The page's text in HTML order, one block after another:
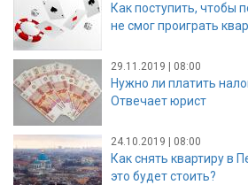
Как поступить, чтобы
не смог проиграть
29.11.2019 | 08:00
Нужно ли платить
Отвечает юрист
24.10.2019 | 08:00
Как снять квартиру в
это будет стоить?